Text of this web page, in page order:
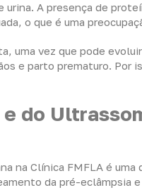
A presença de
o que é uma
uma vez que pode
e parto prematuro. Por
do
na Clínica FMFLA é uma
da pré-eclâmpsia